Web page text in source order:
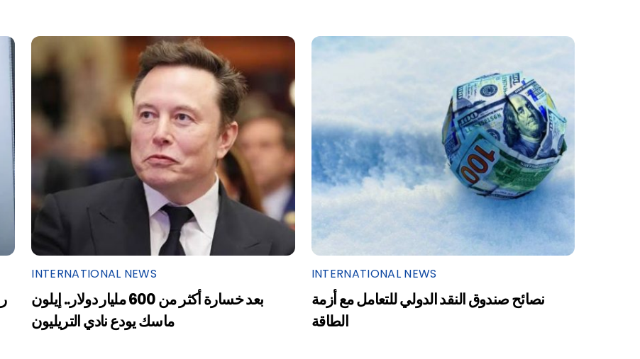
INTERNATIONAL NEWS
بعد خسارة أكثر من 600 مليار دولار.. إيلون
ماسك يودع نادي التريليون
INTERNATIONAL NEWS
نصائح صندوق النقد الدولي للتعامل مع أزمة
الطاقة